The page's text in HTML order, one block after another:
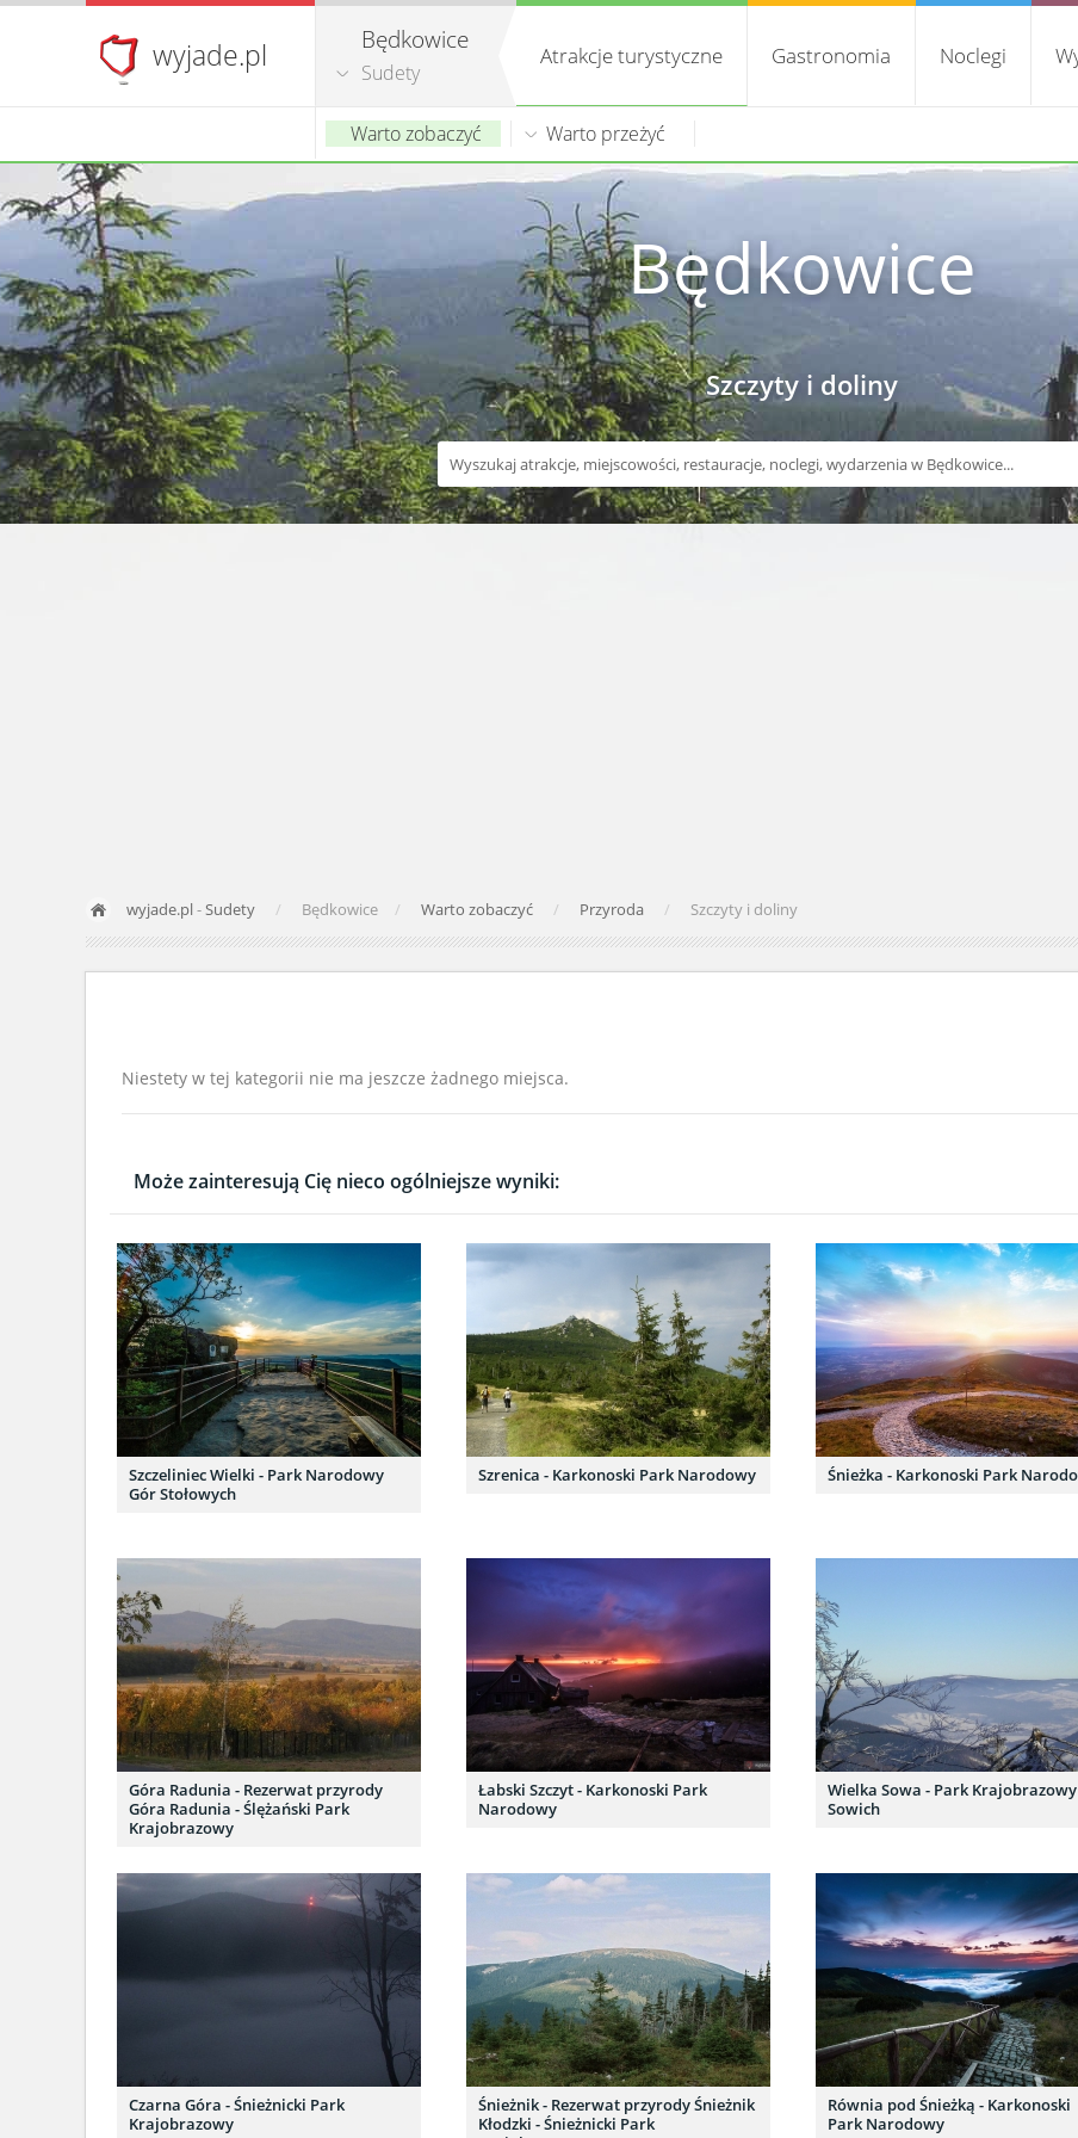
wyjade.pl Będkowice
Sudety
Atrakcje turystyczne
Warto zobaczyć Warto przeżyć
Gastronomia Noclegi
Będkowice
Szczyty i doliny
wyjade.pl-Sudety Będkowice Warto zobaczyć Przyroda Szczyty i doliny
Niestety w tej kategorii nie ma jeszcze żadnego miejsca.
Może zainteresują Cię nieco ogólniejsze wyniki:
Szczeliniec Wielki - Park Narodowy
Gór Stołowych
Szrenica - Karkonoski Park Narodowy Śnieżka - Karkonoski Park
Góra Radunia - Rezerwat przyrody
Góra Radunia - Ślężański Park
Krajobrazowy
Łabski Szczyt - Karkonoski Park
Narodowy
Wielka Sowa - Park
Sowich
Czarna Góra - Śnieżnicki Park
Krajobrazowy
Śnieżnik - Rezerwat przyrody Śnieżnik
Kłodzki - Śnieżnicki Park
Równia pod Śnieżką - Karkonoski
Park Narodowy